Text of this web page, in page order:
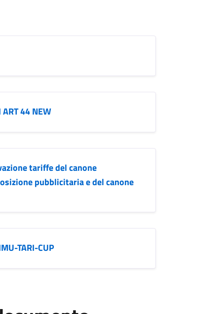
ART 44 NEW
tariffe del canone
pubblicitaria e del canone
TARI-CUP